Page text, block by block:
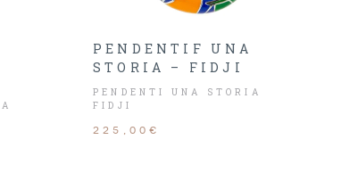
PENDENTIF UNA
STORIA – FIDJI
PENDENTI UNA STORIA
FIDJI
225,00€